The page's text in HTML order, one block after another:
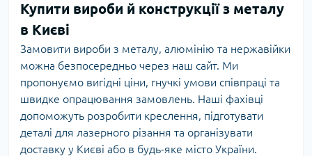
Купити вироби й конструкції з металу
в Києві
Замовити вироби з металу, алюмінію та нержавійки
можна безпосередньо через наш сайт. Ми
пропонуємо вигідні ціни, гнучкі умови співпраці та
швидке опрацювання замовлень. Наші фахівці
допоможуть розробити креслення, підготувати
деталі для лазерного різання та організувати
доставку у Києві або в будь-яке місто України.